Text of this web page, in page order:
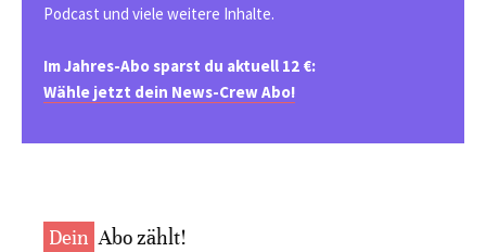
Podcast und viele weitere Inhalte.
Im Jahres-Abo sparst du aktuell 12 €:
Wähle jetzt dein News-Crew Abo!
Dein Abo zählt!